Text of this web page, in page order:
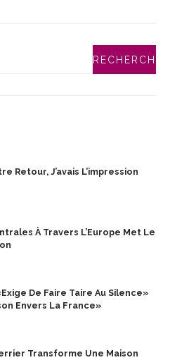
Retour, J’avais L’impression
À Travers L’Europe Met Le
De Faire Taire Au Silence»
Envers La France»
Transforme Une Maison